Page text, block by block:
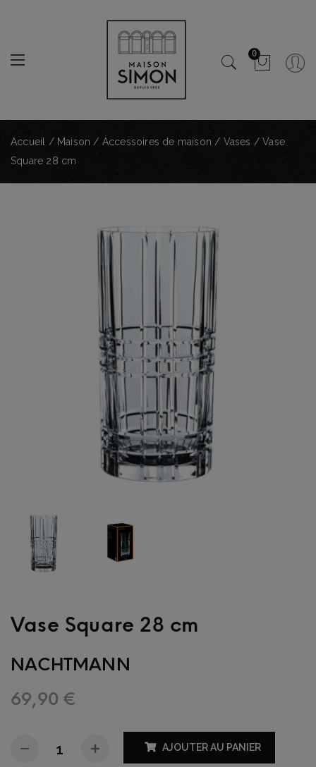
0
Accueil / Maison / Accessoires de maison / Vases / Vase
Square 28 cm
Vase Square 28 cm
NACHTMANN
69,90€
AJOUTER AU PANIER